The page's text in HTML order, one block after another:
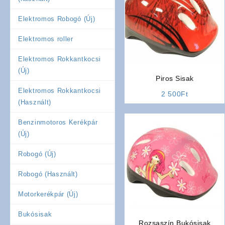
Elektromos Robogó (Új)
Elektromos roller
Elektromos Rokkantkocsi
(Új)
Elektromos Rokkantkocsi
(Használt)
Benzinmotoros Kerékpár
(Új)
Robogó (Új)
Robogó (Használt)
Motorkerékpár (Új)
Bukósisak
Piros Sisak
2 500Ft
Rozsaszín Bukósisak